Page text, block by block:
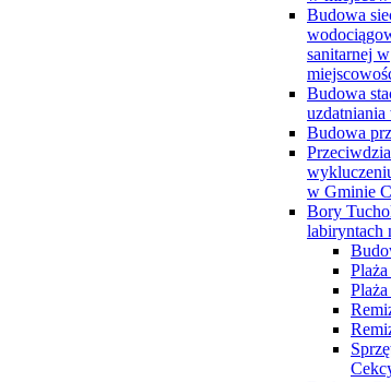
Budowa
sanitarnej w
Budowa
Budowa
w Gminie
Bory
labiryntach